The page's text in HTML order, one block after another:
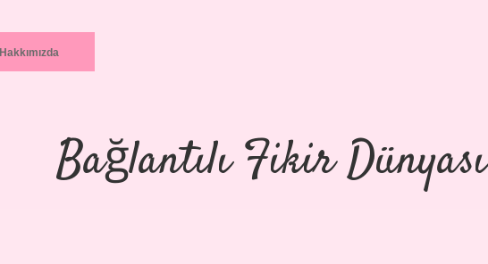
Hakkımızda
Bağlantılı Fikir Dünyası